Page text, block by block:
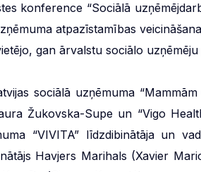
konference “Sociālā
atpazīstamības
gan ārvalstu sociālo
sociālā uzņēmuma
Žukovska-Supe un “Vigo
“VIVITA” līdzdibinātāja un
Havjers Marihals (Xavier